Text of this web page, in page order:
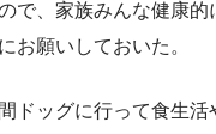
で、家族みんな健康的
お願いしておいた。
ドッグに行って食生活